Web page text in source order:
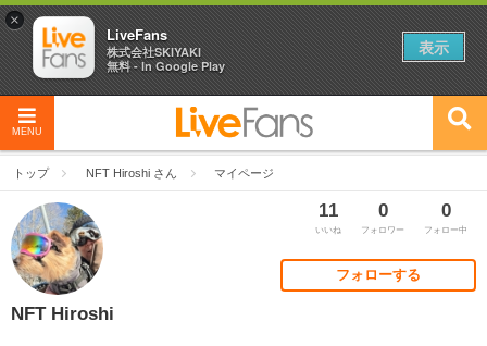
MENU
トップ NFT Hiroshi さん マイページ
11
いいね
0
フォロワー
0
フォロー中
フォローする
NFT Hiroshi
×
LiveFans
株式会社SKIYAKI
無料 - In Google Play
表示